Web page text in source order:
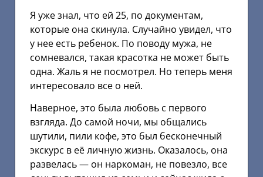
Я уже знал, что ей 25, по документам,
которые она скинула. Случайно увидел, что
у нее есть ребенок. По поводу мужа, не
сомневался, такая красотка не может быть
одна. Жаль я не посмотрел. Но теперь меня
интересовало все о ней.
Наверное, это была любовь с первого
взгляда. До самой ночи, мы общались
шутили, пили кофе, это был бесконечный
экскурс в её личную жизнь. Оказалось, она
развелась — он наркоман, не повезло, все